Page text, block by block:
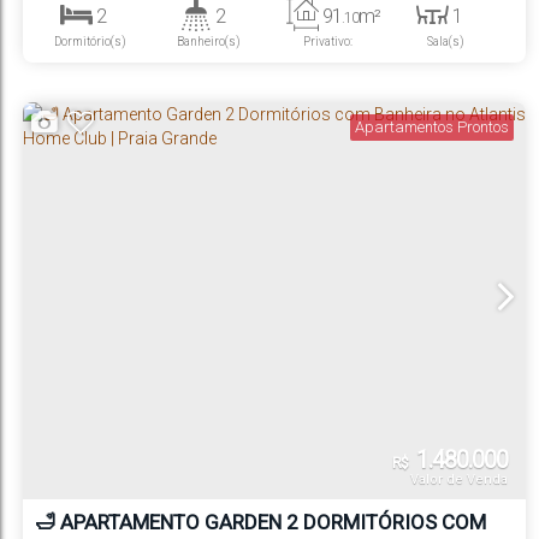
2
Dormitório(s)
2
Banheiro(s) Privativo:
91 .10m² 1
Sala(s)
Apartamentos Prontos
R$ 1.480.000
Valor de Venda
🛁 APARTAMENTO GARDEN 2 DORMITÓRIOS COM